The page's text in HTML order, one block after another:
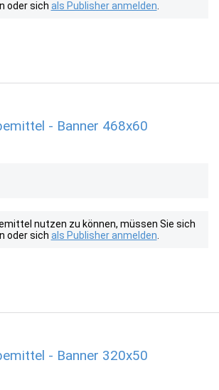
oder sich als Publisher anmelden
- Banner 468x60
nutzen zu können, müssen Sie sich
oder sich als Publisher anmelden
- Banner 320x50